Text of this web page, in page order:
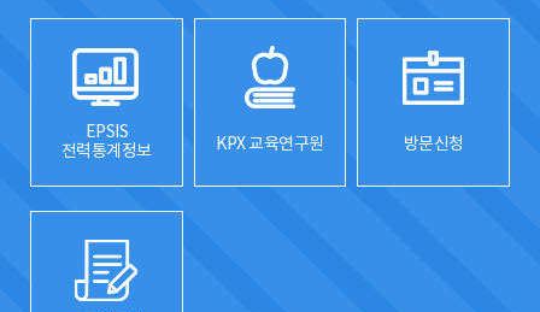
EPSIS
전력통계정보
KPX 교육연구원 방문신청